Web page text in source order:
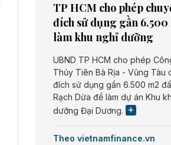
TP HCM cho phép
đích sử dụng gần 6.500
làm khu nghỉ dưỡng
UBND TP HCM cho phép
Thủy Tiên Bà Rịa - Vũng Tàu
đích sử dụng gần 6.500 m2
Rạch Dừa để làm dự án Khu
dưỡng Đại Dương.
Theo vietnamfinance.vn